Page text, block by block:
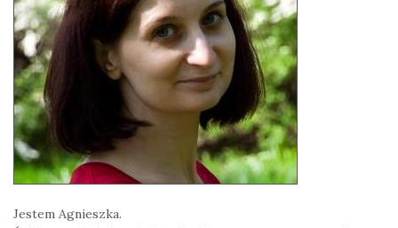
Jestem Agnieszka.